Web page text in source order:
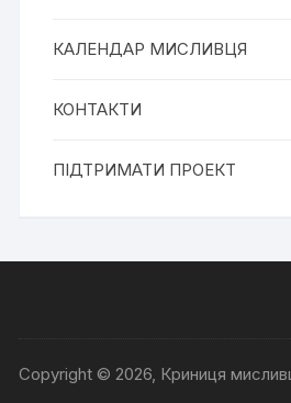
КАЛЕНДАР МИСЛИВЦЯ
КОНТАКТИ
ПІДТРИМАТИ ПРОЕКТ
Copyright © 2026, Криниця